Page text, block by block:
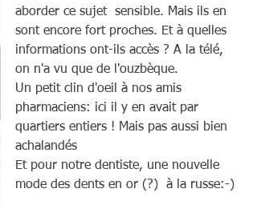
aborder ce sujet  sensible. Mais ils en
sont encore fort proches. Et à quelles
informations ont-ils accès ? A la télé,
on n'a vu que de l'ouzbèque.
Un petit clin d'oeil à nos amis
pharmaciens: ici il y en avait par
quartiers entiers ! Mais pas aussi bien
achalandés
Et pour notre dentiste, une nouvelle
mode des dents en or (?)  à la russe:-)